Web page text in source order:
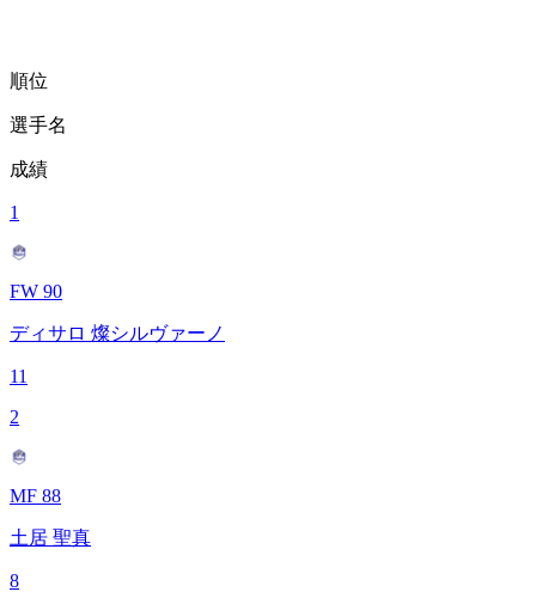
順位
選手名
成績
1
FW 90
ディサロ 燦シルヴァーノ
11
2
MF 88
土居 聖真
8